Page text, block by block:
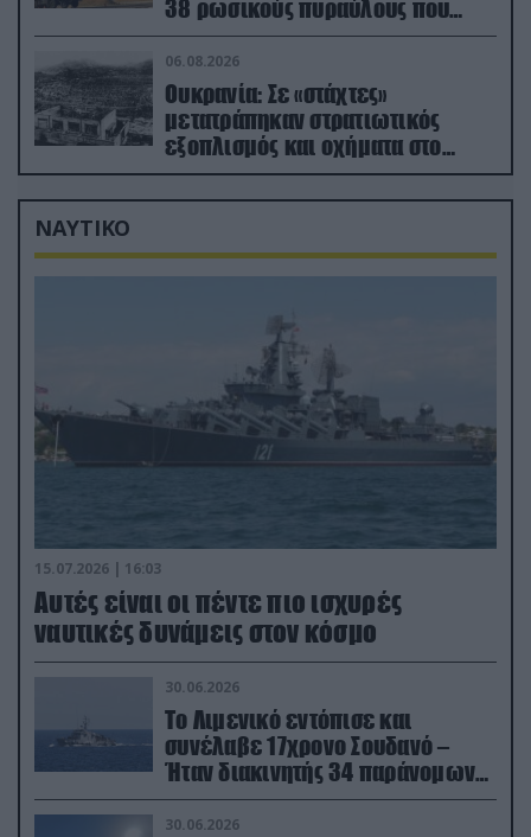
38 ρωσικούς πυραύλους που
εκτοξεύτηκαν εναντίον του
06.08.2026
Ουκρανία: Σε «στάχτες»
μετατράπηκαν στρατιωτικός
εξοπλισμός και οχήματα στο
Κίεβο μετά από ρωσικά
πλήγματα (βίντεο)
ΝΑΥΤΙΚΟ
15.07.2026 | 16:03
Aυτές είναι οι πέντε πιο ισχυρές
ναυτικές δυνάμεις στον κόσμο
30.06.2026
Το Λιμενικό εντόπισε και
συνέλαβε 17χρονο Σουδανό –
Ήταν διακινητής 34 παράνομων
μεταναστών
30.06.2026